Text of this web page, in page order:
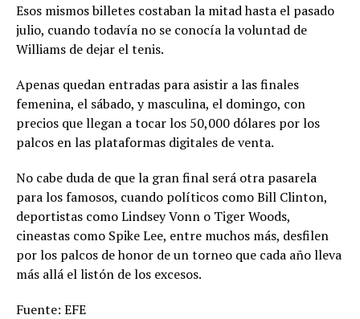
Esos mismos billetes costaban la mitad hasta el pasado
julio, cuando todavía no se conocía la voluntad de
Williams de dejar el tenis.
Apenas quedan entradas para asistir a las finales
femenina, el sábado, y masculina, el domingo, con
precios que llegan a tocar los 50,000 dólares por los
palcos en las plataformas digitales de venta.
No cabe duda de que la gran final será otra pasarela
para los famosos, cuando políticos como Bill Clinton,
deportistas como Lindsey Vonn o Tiger Woods,
cineastas como Spike Lee, entre muchos más, desfilen
por los palcos de honor de un torneo que cada año lleva
más allá el listón de los excesos.
Fuente: EFE